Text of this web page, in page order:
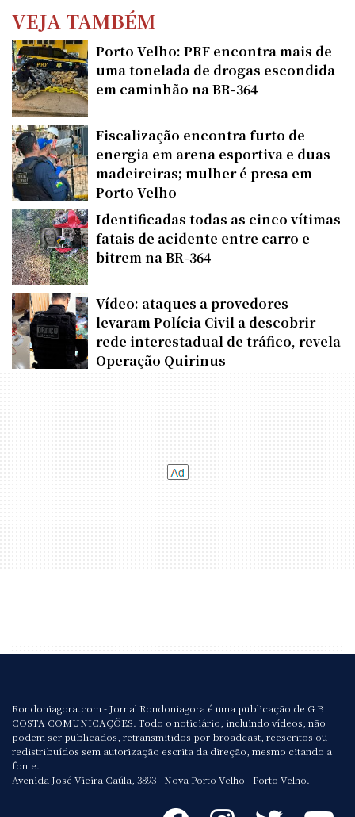
VEJA TAMBÉM
Porto Velho: PRF encontra mais de
uma tonelada de drogas escondida
em caminhão na BR-364
Fiscalização encontra furto de
energia em arena esportiva e duas
madeireiras; mulher é presa em
Porto Velho
Identificadas todas as cinco vítimas
fatais de acidente entre carro e
bitrem na BR-364
Vídeo: ataques a provedores
levaram Polícia Civil a descobrir
rede interestadual de tráfico, revela
Operação Quirinus
Rondoniagora.com - Jornal Rondoniagora é uma publicação de G B
COSTA COMUNICAÇÕES. Todo o noticiário, incluindo vídeos, não
podem ser publicados, retransmitidos por broadcast, reescritos ou
redistribuídos sem autorização escrita da direção, mesmo citando a
fonte.
Avenida José Vieira Caúla, 3893 - Nova Porto Velho - Porto Velho.